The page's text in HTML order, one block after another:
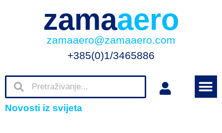
zamaaero
zamaaero@zamaaero.com
+385(0)1/3465886
Novosti iz svijeta